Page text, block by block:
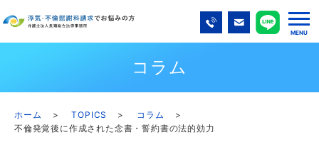
コラム
ホーム TOPICS
コラム
不倫発覚後に作成された念書・誓約書の法的効力